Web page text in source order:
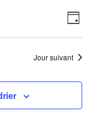
par
de
vues
Jour
Jour suivant